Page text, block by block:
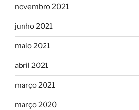
novembro 2021
junho 2021
maio 2021
abril 2021
março 2021
março 2020